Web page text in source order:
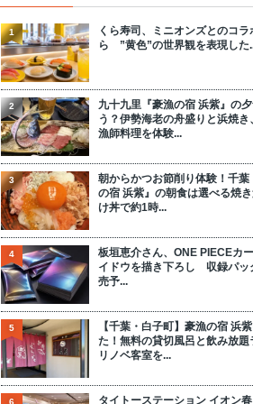
くら寿司、ミニオンズとのコ
ら ”黄色”の世界観を表現した
1
九十九里『豪漁の宿 浜紫』の
う？伊勢海老の舟盛りと浜焼
漁師料理を体験...
2
朝からかつお節削り体験！千葉
の宿 浜紫』の朝食は選べる焼
け丼で約1時...
3
板垣恵介さん、ONE PIECEカ
イドウを描き下ろし 収録パッ
売予...
4
【千葉・白子町】豪漁の宿 浜
た！無料の貸切風呂と飲み放題
リノベ客室を...
5
タイトーステーション イオン
6